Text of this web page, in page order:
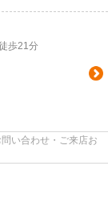
歩21分
い合わせ・ご来店お